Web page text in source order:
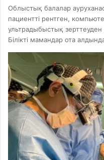
Облыстық балалар
пациентті рентген,
ультрадыбыстық зерттеуден
Білікті мамандар ота